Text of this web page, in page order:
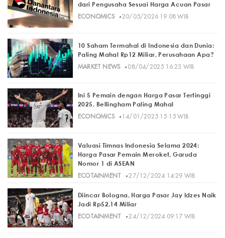
dari Pengusaha Sesuai Harga Acuan Pasar
ECONOMICS· 20/05/2026 19:08 WIB
10 Saham Termahal di Indonesia dan Dunia:
Paling Mahal Rp12 Miliar, Perusahaan Apa?
MARKET NEWS· 08/04/2025 16:23 WIB
Ini 5 Pemain dengan Harga Pasar Tertinggi
2025, Bellingham Paling Mahal
ECONOMICS· 14/01/2025 15:15 WIB
Valuasi Timnas Indonesia Selama 2024:
Harga Pasar Pemain Meroket, Garuda
Nomor 1 di ASEAN
ECOTAINMENT
· 27/12/2024 14:29 WIB
Diincar Bologna, Harga Pasar Jay Idzes Naik
Jadi Rp52,14 Miliar
ECOTAINMENT
· 24/12/2024 09:17 WIB